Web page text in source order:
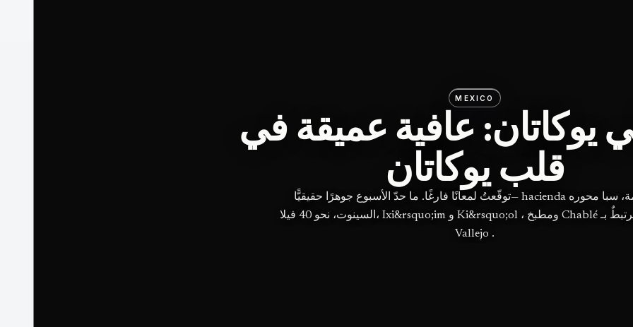
MEXICO
يوكاتان: عافية عميقة في
قلب يوكاتان
توقّعتُ لمعانًا فارغًا. ما حدّ الأسبوع جوهرًا حقيقيًّا— hacienda مُرمَّمة، سبا محوره
السينوت، نحو 40 فيلا، Ixi&rsquo;im و Ki&rsquo;ol ، ومطبخ Chablé مرتبطٌ بـ Jorge
Vallejo .